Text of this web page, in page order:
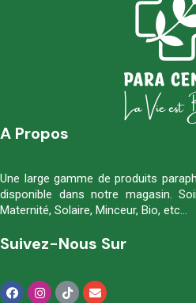
A Propos
Une large gamme de produits
disponible dans notre magasin.
Maternité, Solaire, Minceur, Bio, etc…
Suivez-Nous Sur